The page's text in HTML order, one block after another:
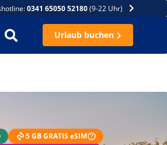
0341 65050 52180(9-22 Uhr)
Urlaub buchen
5 GB GRATIS eSIM